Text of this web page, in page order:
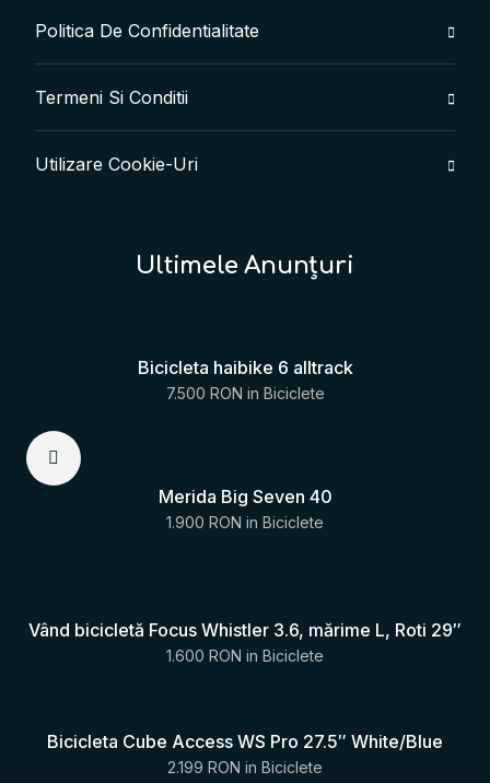
Politica De Confidentialitate
Termeni Si Conditii
Utilizare Cookie-Uri
Ultimele Anunțuri
Bicicleta haibike 6 alltrack
7.500 RON in Biciclete
Merida Big Seven 40
1.900 RON in Biciclete
Vând bicicletă Focus Whistler 3.6, mărime L, Roti 29″
1.600 RON in Biciclete
Bicicleta Cube Access WS Pro 27.5″ White/Blue
2.199 RON in Biciclete